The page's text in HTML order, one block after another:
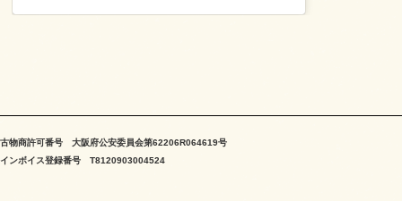
古物商許可番号 大阪府公安委員会第62206R064619号
インボイス登録番号 T8120903004524